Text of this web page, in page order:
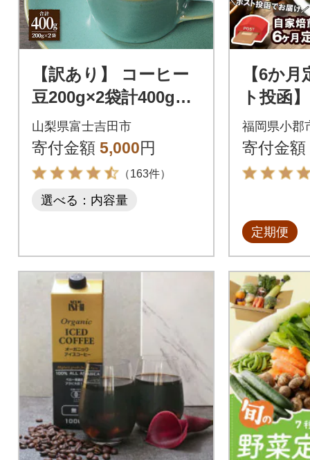
【訳あり】 コーヒー
豆200g×2袋計400g自
家焙煎珈琲 スペシャ
ルティコーヒー 富士
山の湧き水
山梨県富士吉田市
寄付金額 5,000円
（163件）
選べる：内容量
【6か
ト投函
ヒー豆
種
福岡県小郡
寄付金額
定期便